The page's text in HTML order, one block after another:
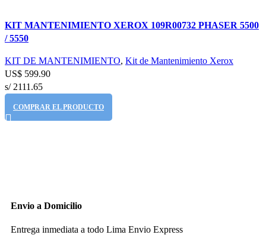
Vista rápida
Añadir a la lista de deseos
KIT MANTENIMIENTO XEROX 109R00732 PHASER 5500
/ 5550
KIT DE MANTENIMIENTO, Kit de Mantenimiento Xerox
US$ 599.90
s/ 2111.65
COMPRAR EL PRODUCTO
Envio a Domicilio
Entrega inmediata a todo Lima Envio Express